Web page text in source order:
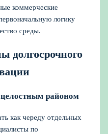
коммерческие
логику
среды.
долгосрочного
районом
как череду отдельных
по